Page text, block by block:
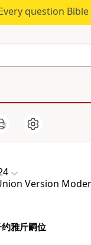
question
Version
雅斤嗣位